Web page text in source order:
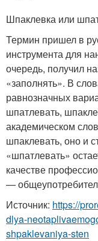
Шпаклевка или
Термин пришел в
инструмента для
очередь, получил
«заполнять». В
равнозначных
шпатлевать,
академическом
шпаклевать, оно и
«шпатлевать»
качестве
—
Источник: https://
dlya-
shpaklevaniya-sten